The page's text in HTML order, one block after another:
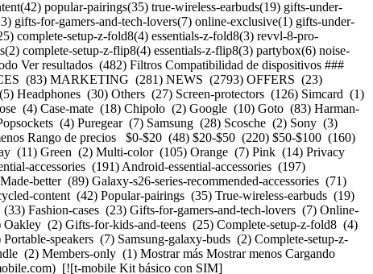
popular-pairings(35) true-wireless-earbuds(19) gifts-under-
gifts-for-gamers-and-tech-lovers(7) online-exclusive(1) gifts-under-
complete-setup-z-fold8(4) essentials-z-fold8(3) revvl-8-pro-
complete-setup-z-flip8(4) essentials-z-flip8(3) partybox(6) noise-
Ver resultados (482) Filtros Compatibilidad de dispositivos ###
en-p/accessories/840390384768/840390384768-thumbnail.png) \ zagg __Protector de pantalla de vidrio ZAGG XTR5 para Samsung Galaxy S26+__ \ ![clear](https://cdn.tmobile.com/images/png/products/accessories/840390384768/840390384768-swatch.gif) \ Precio normal: Precio original$ Precio de oferta$ Precio total: $ \ Desde $5.00/mes por 12 meses Desde $5.00 al mes por 12 meses $0.00 de pago inicial + impuestos a pagar hoy Precio normal: Precio original$ Precio de oferta$ Precio total: $ Precio total: $59.99 \ Obtenlo antes de \ Obtenlo antes de 7:00 p.m.](https://es.t-mobile.com/accessory/zagg-xtr5-glass-screen-protector-for-samsung-galaxy-s26-plus?sku=840390384768) Ver 1 promociones Exclusivo por Internet: ahorra un 25% en 3 accesorios o más [![zagg Protector de pantalla ZAGG Fusion XTR4 para Samsung Galaxy S25+](https://cdn.tmobile.com/content/dam/t-mobile/en-p/accessories/840390341969/840390341969-thumbnail.png) \ zagg __Protector de pantalla ZAGG Fusion XTR4 para Samsung Galaxy S25+__ \ ![clear](https://cdn.tmobile.com/images/png/products/accessories/840390341969/840390341969-swatch.gif) \ Precio normal: Precio original$ Precio de oferta$ Precio total: $ \ Desde $5.00/mes por 12 meses Desde $5.00 al mes por 12 meses $0.00 de pago inicial + impuestos a pagar hoy Precio normal: Precio original$ Precio de oferta$ Precio total: $ Precio total: $59.99 \ Obtenlo antes de \ Obtenlo antes de 7:00 p.m.](https://es.t-mobile.com/accessory/zagg-fusion-xtr4-screen-protector-for-samsung-galaxy-s25-plus?sku=840390341969) Ver 1 promociones Exclusivo por Internet: ahorra un 25% en 3 accesorios o más [![uag Funda UAG Scout para T-Mobile® Revvl® 8](https://cdn.tmobile.com/content/dam/t-mobile/en-p/accessories/840283921131/840283921131-thumbnail.png) \ uag __Funda UAG Scout para T-Mobile® Revvl® 8__ \ ![multi-color](https://cdn.tmobile.com/images/png/products/accessories/840283921131/840283921131-swatch.gif)![blue](https://cdn.tmobile.com/images/png/products/accessories/840283921179/840283921179-swatch.gif) \ Precio normal: Precio original$ Precio de oferta$ Precio total: $ \ Desde $2.50/mes por 12 meses Desde $2.50 al mes por 12 meses $0.00 de pago inicial + impuestos a pagar hoy Precio normal: Precio original$ Precio de oferta$ Precio total: $ Precio total: $29.99 \ Obtenlo antes de \ Obtenlo antes de 7:00 p.m.](https://es.t-mobile.com/accessory/uag-scout-case-for-t-mobile-revvl-8?sku=840283921131) Ver 1 promociones Exclusivo por Internet: ahorra un 25% en 3 accesorios o más [![zagg ZAGG Glass XTR4 Screen Protector for Apple iPhone 17e/16e/14/13/13 Pro](https://cdn.tmobile.com/content/dam/t-mobile/en-p/accessories/840390351425/840390351425-thumbnail.png) \ zagg __ZAGG Glass XTR4 Screen Protector for Apple iPhone 17e/16e/14/13/13 Pro__ \ ![clear](https://cdn.tmobile.com/images/png/products/accessories/840390351425/840390351425-swatch.gif) \ Precio normal: Precio original$ Precio de oferta$ Precio total: $ \ Desde $5.00/mes por 12 meses Desde $5.00 al mes por 12 meses $0.00 de pago inicial + impuestos a pagar hoy Precio normal: Precio original$ Precio de oferta$ Precio total: $ Precio total: $59.99 \ Obtenlo antes de \ Obtenlo antes de 7:00 p.m.](https://es.t-mobile.com/accessory/zagg-glass-xtr4-screen-protector-for-apple-iphone-17e-16e-14-13-13-pro?sku=840390351425) Ver 1 promociones Exclusivo por Internet: ahorra un 25% en 3 accesorios o más [![zagg Protector de pantalla ZAGG Fusion XTR4 para Samsu